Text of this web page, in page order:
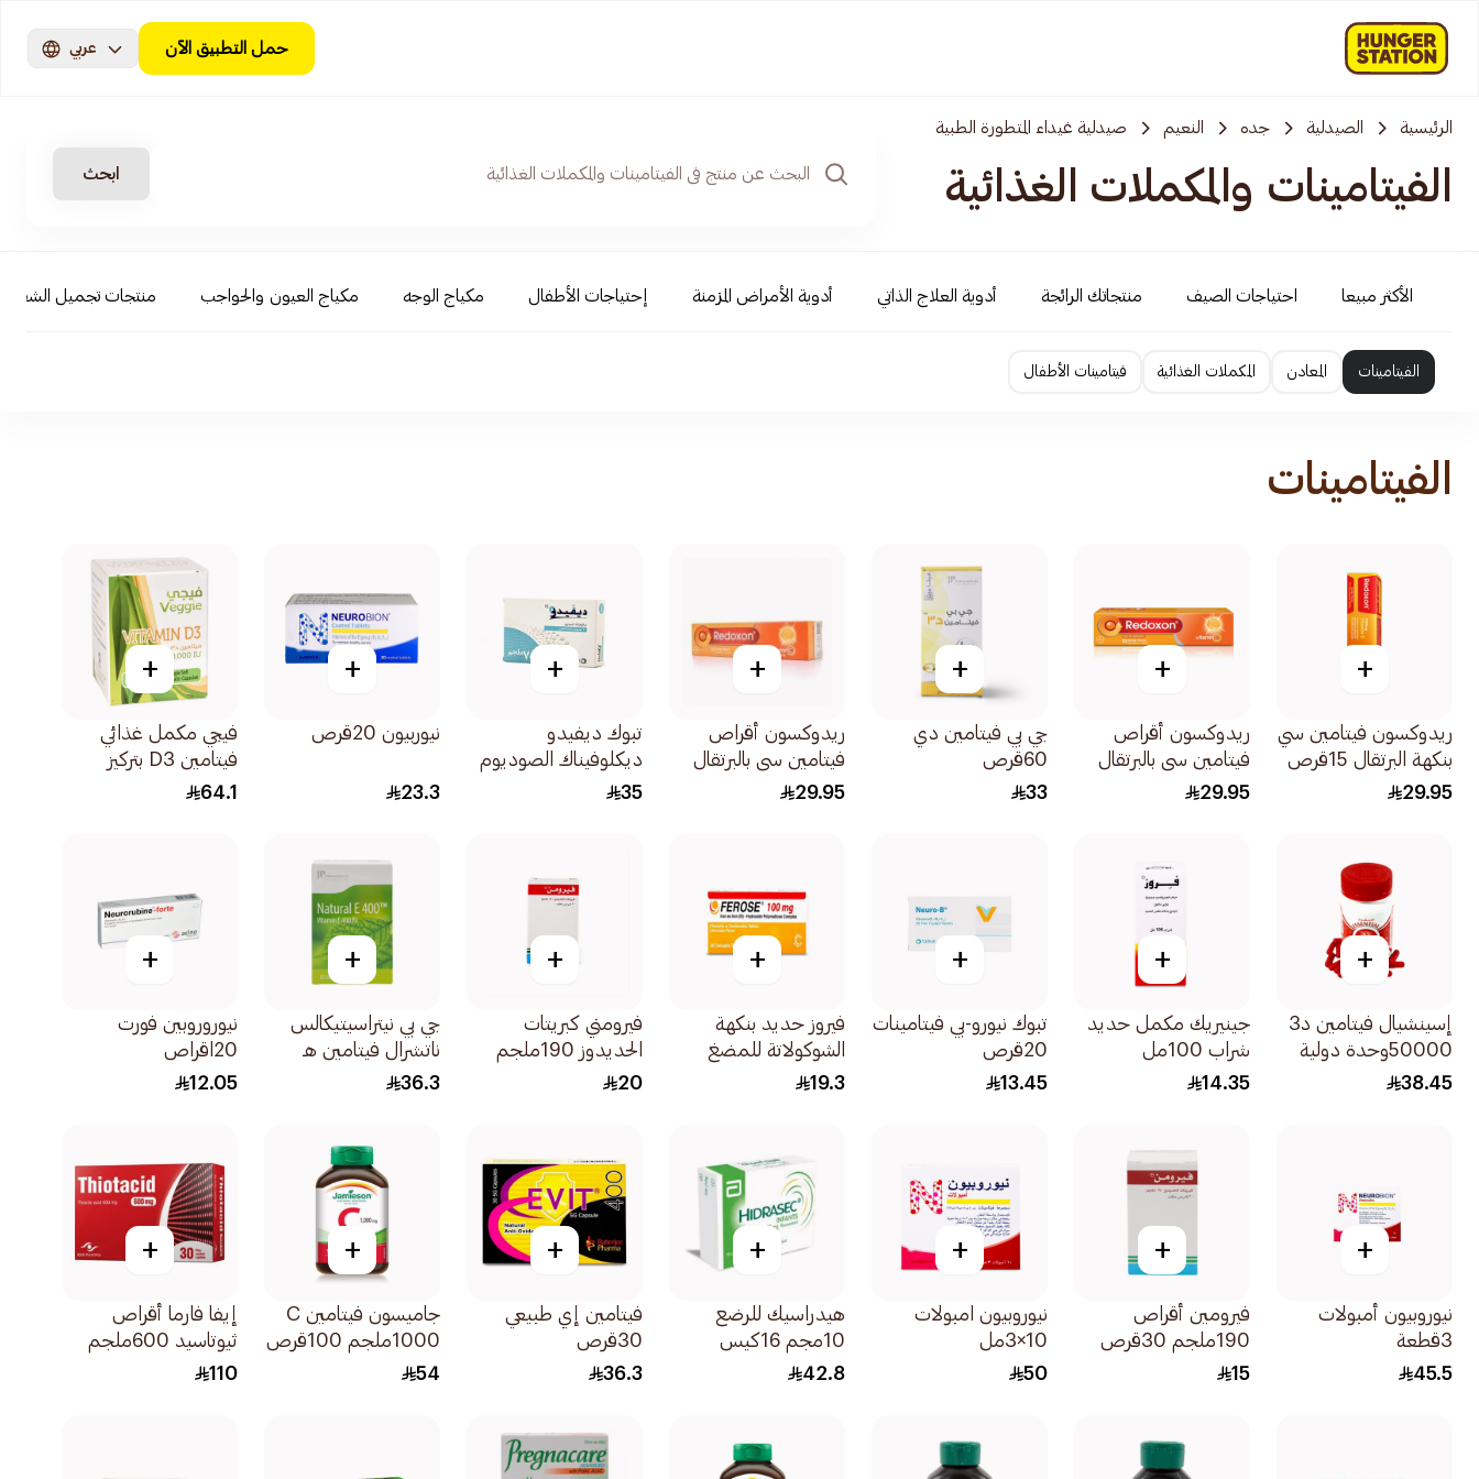
حمل التطبيق الآن عربي
الرئيسية الصيدلية جده النعيم صيدلية غيداء المتطورة الطبية
الفيتامينات والمكملات الغذائية ابحث
الأكثر مبيعا احتياجات الصيف منتجاتك الرائجة أدوية العلاج الذاتي أدوية الأمراض المزمنة إحتياجات الأطفال مكياج الوجه مكياج العيون والحواجب منتجات تجميل الشفاه
الفيتامينات المعادن المكملات الغذائية فيتامينات الأطفال
الفيتامينات
+
ريدوكسون فيتامين سي
بنكهة البرتقال 15قرص
29.95
+
ريدوكسون أقراص
فيتامين سي بالبرتقال
15قرص
29.95
+
جي بي فيتامين دي
60قرص
33
+
ريدوكسون أقراص
فيتامين سي بالبرتقال
15قرص
29.95
+
تبوك ديفيدو
ديكلوفيناك الصوديوم
75ملغ 20كبسولة
35
+
نيوربيون 20قرص
23.3
+
فيجي مكمل غذائي
فيتامين D3 بتركيز
64.1
+
إسينشيال فيتامين د3
50000وحدة دولية
12كبسولة
38.45
+
جينيريك مكمل حديد
شراب 100مل
14.35
+
تبوك نيورو-بي فيتامينات
20قرص
13.45
+
فيروز حديد بنكهة
الشوكولاتة للمضغ
لعلاج الأنيميا
19.3
+
فيرومني كبريتات
الحديدوز 190ملجم
30قطعة
20
+
جي بي نيتراسيتيكالس
ناتشرال فيتامين هـ
36.3
+
نيوروروبين فورت
20اقراص
12.05
+
نيوروبيون أمبولات
3قطعة
45.5
+
فيرومين أقراص
190ملجم 30قرص
15
+
نيوروبيون امبولات
10×3مل
50
+
هيدراسيك للرضع
10مجم 16كيس
42.8
+
فيتامين إي طبيعي
30قرص
36.3
+
جاميسون فيتامين C
1000ملجم 100قرص
54
+
إيفا فارما أقراص
ثيوتاسيد 600ملجم
30قرص
110